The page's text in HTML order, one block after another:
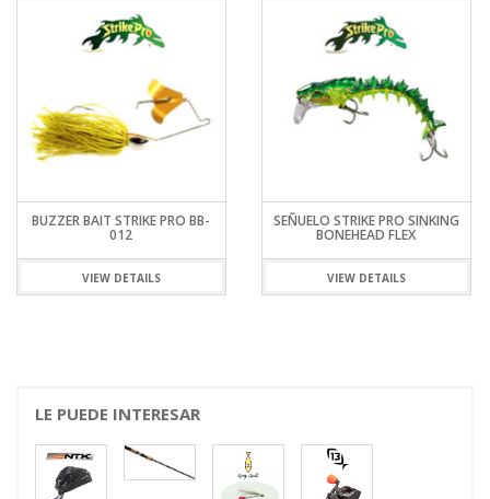
BUZZER BAIT STRIKE PRO BB-
012
VIEW DETAILS
SEÑUELO STRIKE PRO SINKING
BONEHEAD FLEX
VIEW DETAILS
LE PUEDE INTERESAR